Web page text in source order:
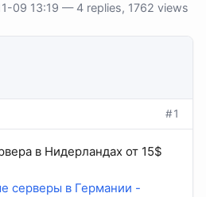
09 13:19 — 4 replies, 1762 views
#1
в Нидерландах от 15$
серверы в Германии -